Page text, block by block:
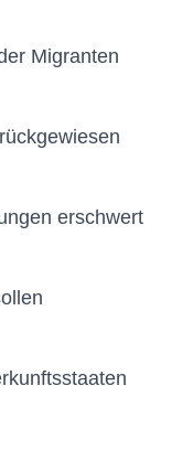
Migranten
erschwert